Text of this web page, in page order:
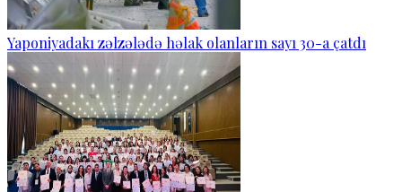
Yaponiyadakı zəlzələdə həlak olanların sayı 30-a çatdı